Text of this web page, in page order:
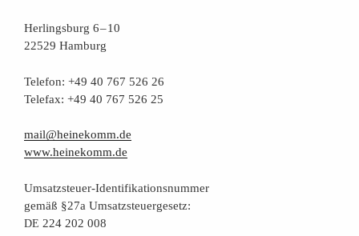
Her­lings­burg 6 – 10
22529 Hamburg
Tele­fon: +49 40 767 526 26
Tele­fax: +49 40 767 526 25
mail@heinekomm.de
www.heinekomm.de
Umsatz­steu­er-Iden­ti­fi­ka­ti­ons­num­mer
gemäß §27a Umsatzsteuergesetz:
DE 224 202 008